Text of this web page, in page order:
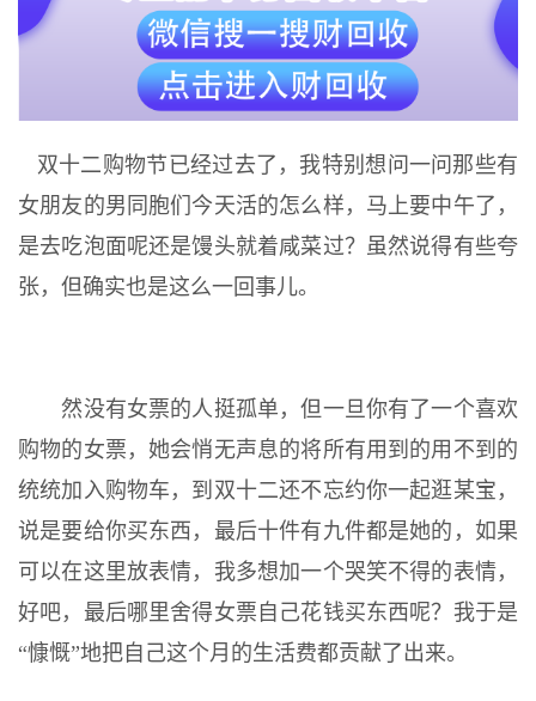
双十二购物节已经过去了，我特别想问一问那些有
女朋友的男同胞们今天活的怎么样，马上要中午了，
是去吃泡面呢还是馒头就着咸菜过？虽然说得有些夸
张，但确实也是这么一回事儿。
然没有女票的人挺孤单，但一旦你有了一个喜欢
购物的女票，她会悄无声息的将所有用到的用不到的
统统加入购物车，到双十二还不忘约你一起逛某宝，
说是要给你买东西，最后十件有九件都是她的，如果
可以在这里放表情，我多想加一个哭笑不得的表情，
好吧，最后哪里舍得女票自己花钱买东西呢？我于是
“慷慨”地把自己这个月的生活费都贡献了出来。